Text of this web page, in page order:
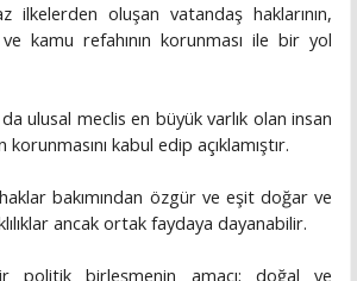
ilkelerden oluşan vatandaş haklarının,
kamu refahının korunması ile bir yol
ulusal meclis en büyük varlık olan insan
kabul edip açıklamıştır.
bakımından özgür ve eşit doğar ve
ancak ortak faydaya dayanabilir.
birleşmenin amacı; doğal ve